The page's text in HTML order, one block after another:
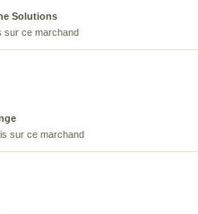
Solutions
sur ce marchand
sur ce marchand